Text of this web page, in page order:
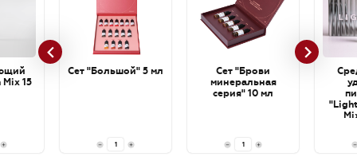
15
Сет "Большой" 5 мл
Сет "Брови
минеральная
серия" 10 мл